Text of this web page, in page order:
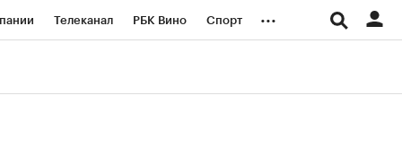
Телеканал РБК Вино Спорт ...